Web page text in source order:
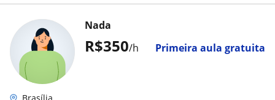
R$350/h Primeira aula gratuita
Nada